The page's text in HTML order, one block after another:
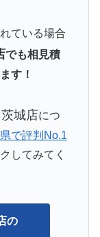
ている場合
でも相見積
す！
城店につ
県で評判No.1
してみてく
の